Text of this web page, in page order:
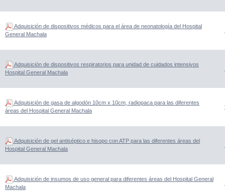
Adquisición de dispositivos médicos para el área de neonatología del Hospital
General Machala
Adquisición de dispositivos respiratorios para unidad de cuidados intensivos
Hospital General Machala
Adquisición de gasa de algodón 10cm x 10cm, radiopaca para las diferentes
áreas del Hospital General Machala
Adquisición de gel antiséptico e hisopo con ATP para las diferentes áreas del
Hospital General Machala
Adquisición de insumos de uso general para diferentes áreas del Hospital General
Machala